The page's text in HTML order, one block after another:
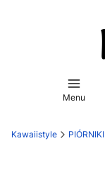
Menu
Kawaiistyle PIÓRNIKI